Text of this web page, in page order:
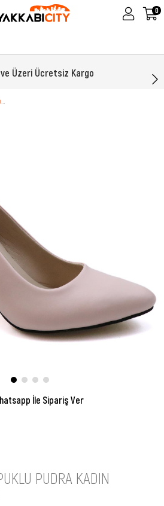
0
Üzeri Ücretsiz Kargo
İle Sipariş Ver
PUDRA KADIN